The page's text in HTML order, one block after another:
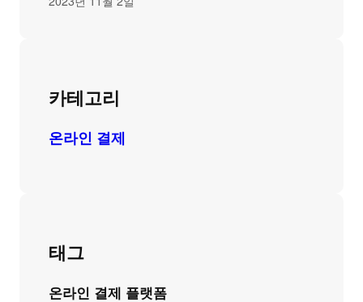
카테고리
온라인 결제
태그
온라인 결제 플랫폼